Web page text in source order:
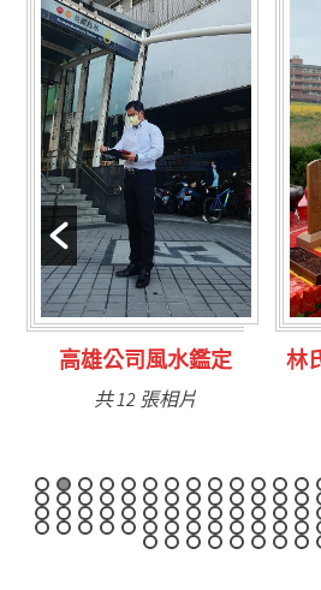
林氏福主量子生基造命
共 6 張相片